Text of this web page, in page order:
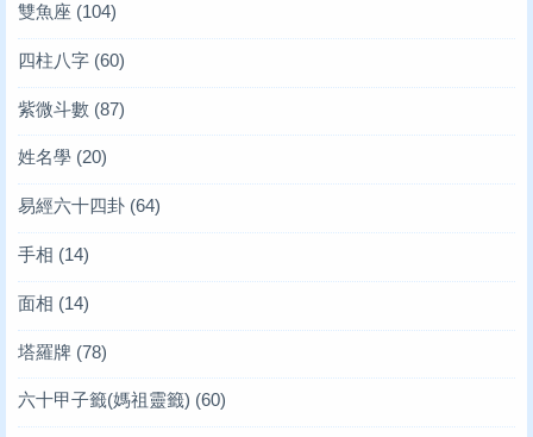
雙魚座 (104)
四柱八字 (60)
紫微斗數 (87)
姓名學 (20)
易經六十四卦 (64)
手相 (14)
面相 (14)
塔羅牌 (78)
六十甲子籤(媽祖靈籤) (60)